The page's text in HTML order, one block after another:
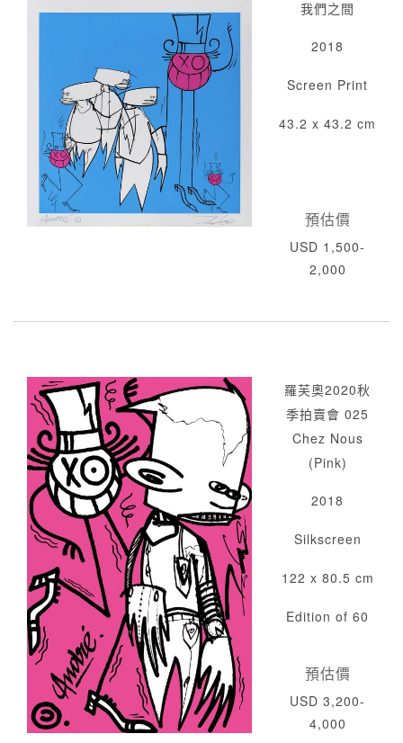
我們之間
2018
Screen Print
43.2 x 43.2 cm
預估價
USD 1,500-
2,000
羅芙奧2020秋
季拍賣會 025
Chez Nous
(Pink)
2018
Silkscreen
122 x 80.5 cm
Edition of 60
預估價
USD 3,200-
4,000